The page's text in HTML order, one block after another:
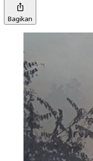
Bagikan